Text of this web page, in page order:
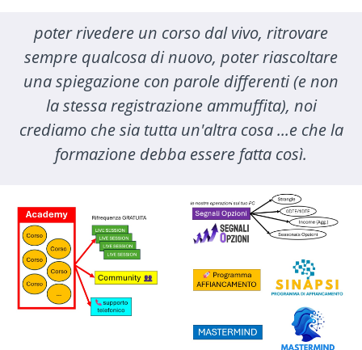
poter rivedere un corso dal vivo, ritrovare
sempre qualcosa di nuovo, poter riascoltare
una spiegazione con parole differenti (e non
la stessa registrazione ammuffita), noi
crediamo che sia tutta un'altra cosa ...e che la
formazione debba essere fatta così.